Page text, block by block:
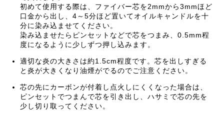
初めて使用する際は、ファイバー芯を2mmから3mmほど
口金から出し、4～5分ほど置いてオイルキャンドルを十
分に染み込ませてください。
染み込ませたらピンセットなどで芯をつまみ、0.5mm程
度になるように少しずつ押し込みます。
適切な炎の大きさは約1.5cm程度です。芯を出しすぎる
と炎が大きくなり油煙がでるのでご注意ください。
芯の先にカーボンが付着し点火しにくくなった場合は、
ピンセットでつまんで芯を引き出し、ハサミで芯の先を
少し切り取ってください。